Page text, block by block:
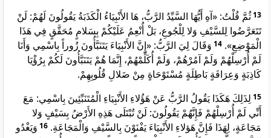
13ثُمَّ قُلْتُ: «آهِ أَيُّهَا السَّيِّدُ الرَّبُّ، هَا الأَنْبِيَاءُ الْكَذَبَةُ يَقُولُونَ لَهُمْ: لَنْ
تَتَعَرَّضُوا لِلسَّيْفِ وَلا لِلْجُوعِ، بَلْ أُنْعِمُ عَلَيْكُمْ بِسَلامٍ مُحَقَّقٍ فِي هَذَا
الْمَوْضِعِ». 14 وَقَالَ لِيَ الرَّبُّ: «إِنَّ الأَنْبِيَاءَ يَتَنَبَّأُونَ زُوراً بِاسْمِي وَأَنَا
لَمْ أُرْسِلْهُمْ وَلَمْ آمُرْهُمْ، وَلَمْ أُكَلِّمْهُمْ، إِنَّمَا هُمْ يَتَنَبَّأُونَ لَكُمْ بِرُؤْيَا
كَاذِبَةٍ وَعِرَافَةٍ بَاطِلَةٍ مُسْتَوْحَاةٍ مِنْ ضَلالِ قُلُوبِهِمْ.
15 لِذَلِكَ هَكَذَا يَقُولُ الرَّبُّ عَنْ هَؤُلاءِ الأَنْبِيَاءِ الْمُتَنَبِّئِينَ بِاسْمِي: مَعَ
أَنِّي لَمْ أُرْسِلْهُمْ فَإِنَّهُمْ يَقُولُونَ: لَنْ تُبْتَلَى هَذِهِ الأَرْضُ بِسَيْفٍ وَلا
مَجَاعَةٍ، لِهَذَا فَإِنَّ هَؤلاءِ الأَنْبِيَاءَ يَفْنَوْنَ بِالسَّيْفِ وَالْمَجَاعَةِ. 16 وَيَغْدُو